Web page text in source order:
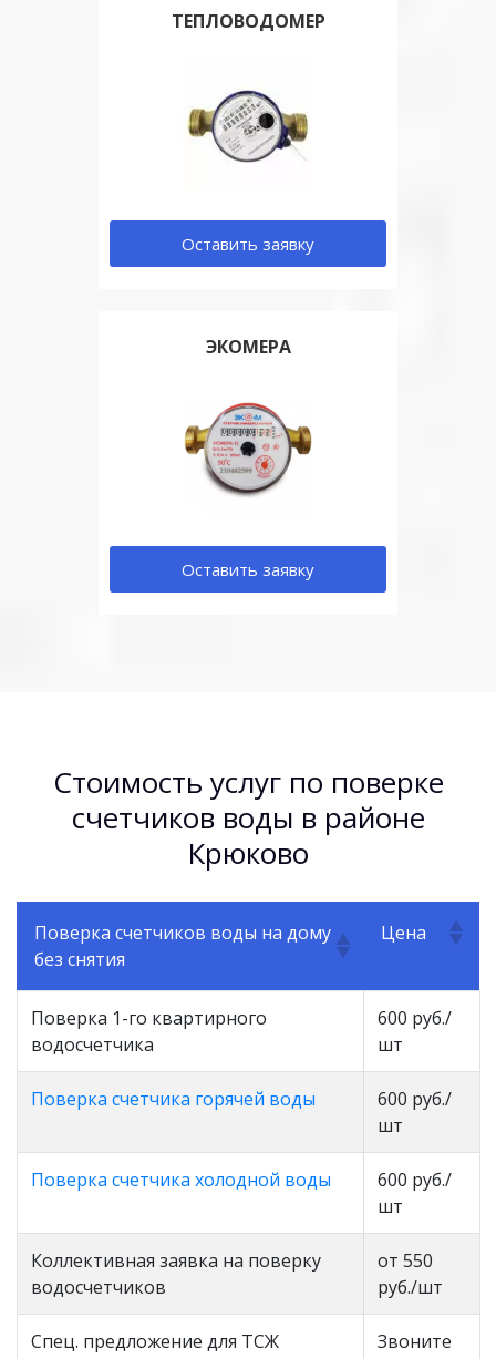
ТЕПЛОВОДОМЕР
Оставить заявку
ЭКОМЕРА
Оставить заявку
Стоимость услуг по поверке
счетчиков воды в районе
Крюково
Поверка счетчиков воды на дому
без снятия
Цена
Поверка 1-го квартирного
водосчетчика
600 руб./
шт
Поверка счетчика горячей воды
600 руб./
шт
Поверка счетчика холодной воды
600 руб./
шт
Коллективная заявка на поверку
водосчетчиков
от 550
руб./шт
Спец. предложение для ТСЖ Звоните